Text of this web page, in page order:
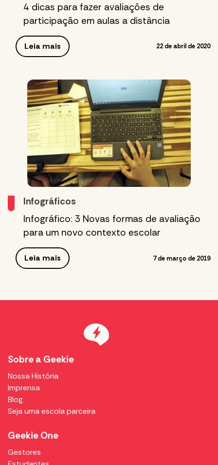
4 dicas para fazer avaliações de
participação em aulas a distância
Leia mais 22 de abril de 2020
Infográficos
Infográfico: 3 Novas formas de avaliação
para um novo contexto escolar
Leia mais 7 de março de 2019
Sobre a Geekie
Nossa História
Imprensa
Blog
Seja uma escola parceira
Geekie One
Gestores